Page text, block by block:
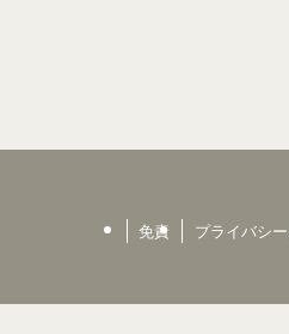
免責 プライバシ